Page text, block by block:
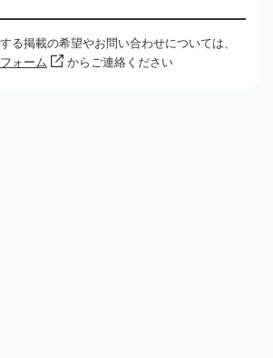
る掲載の希望やお問い合わせについては、
ォーム からご連絡ください